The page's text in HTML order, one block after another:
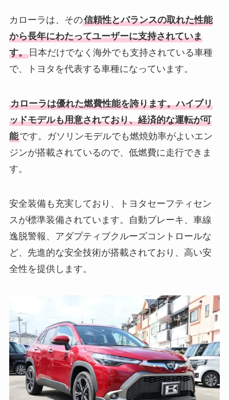
カローラは、その信頼性とバランスの取れた性能
から長年にわたってユーザーに支持されていま
す。日本だけでなく海外でも支持されている車種
で、トヨタを代表する車種になっています。
カローラは優れた燃費性能を誇ります。ハイブリ
ッドモデルも用意されており、経済的な運転が可
能です。ガソリンモデルでも燃焼効率がよいエン
ジンが搭載されているので、低燃費に走行できま
す。
安全装備も充実しており、トヨタセーフティセン
スが標準装備されています。自動ブレーキ、車線
逸脱警報、アダプティブクルーズコントロールな
ど、先進的な安全技術が搭載されており、高い安
全性を提供します。